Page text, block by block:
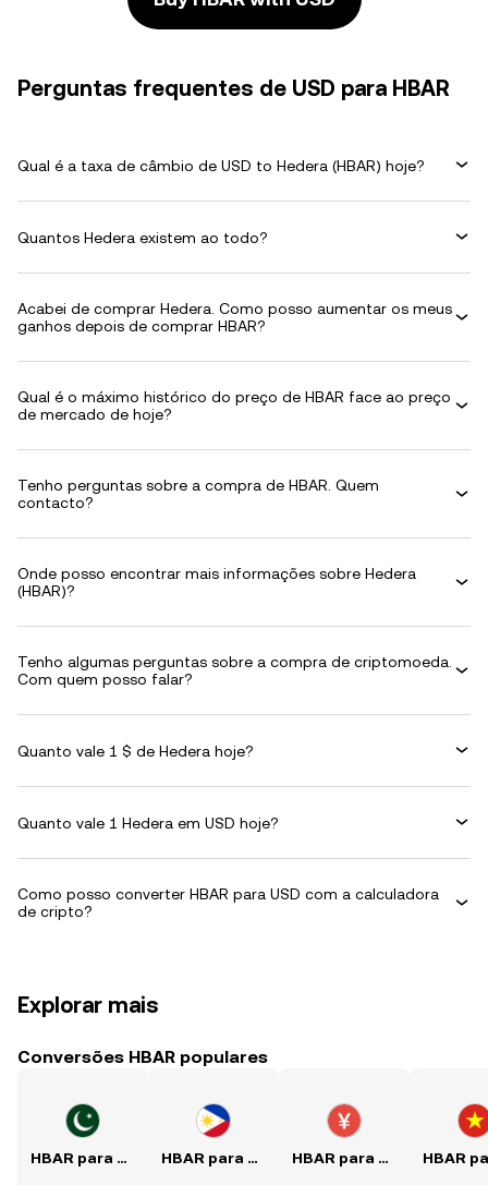
Perguntas frequentes de USD para HBAR
Qual é a taxa de câmbio de USD to Hedera (HBAR) hoje?
Quantos Hedera existem ao todo?
Acabei de comprar Hedera. Como posso aumentar os meus
ganhos depois de comprar HBAR?
Qual é o máximo histórico do preço de HBAR face ao preço
de mercado de hoje?
Tenho perguntas sobre a compra de HBAR. Quem
contacto?
Onde posso encontrar mais informações sobre Hedera
(HBAR)?
Tenho algumas perguntas sobre a compra de criptomoeda.
Com quem posso falar?
Quanto vale 1 $ de Hedera hoje?
Quanto vale 1 Hedera em USD hoje?
Como posso converter HBAR para USD com a calculadora
de cripto?
Explorar mais
Conversões HBAR populares
HBAR para PKR HBAR para PHP HBAR para CNY